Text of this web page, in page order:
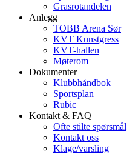
Grasrotandelen
Anlegg
TOBB Arena Sør
KVT Kunstgress
KVT-hallen
Møterom
Dokumenter
Klubbhåndbok
Sportsplan
Rubic
Kontakt & FAQ
Ofte stilte spørsmål
Kontakt oss
Klage/varsling